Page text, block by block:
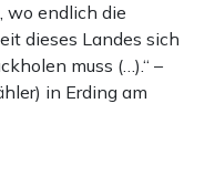
wo endlich die
dieses Landes sich
muss (…).“ –
in Erding am